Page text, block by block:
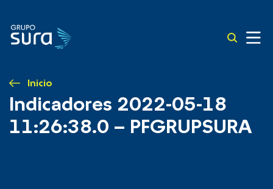
Inicio
Indicadores 2022-05-18
11:26:38.0 – PFGRUPSURA